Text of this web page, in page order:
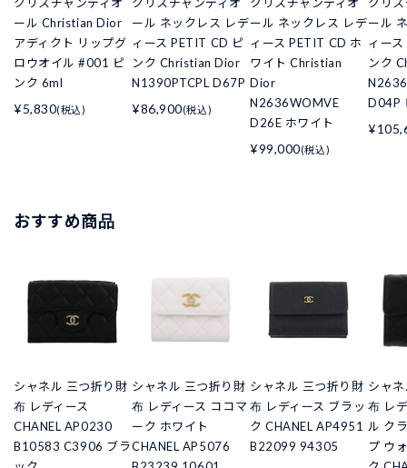
ール Christian Dior
アディクト リップグ
ロウオイル #001 ピ
ンク 6ml
¥5,830(税込)
ール ネックレス レデ
ィース PETIT CD ピ
ンク Christian Dior
N1390PTCPL D67P
¥86,900(税込)
ール ネックレス レデ
ィース PETIT CD ホ
ワイト Christian
Dior
N2636WOMVE
D26E ホワイト
¥99,000(税込)
ール
ィー
ンク
D04P
おすすめ商品
シャネル 三つ折り財
布 レディース
CHANEL AP0230
B10583 C3906 ブラ
シャネル 三つ折り財
布 レディース ココマ
ーク ホワイト
CHANEL AP5076
シャネル 三つ折り財
布 レディース ブラッ
ク CHANEL AP4951
B22099 94305
シャ
布 レ
ル ク
プ ウ